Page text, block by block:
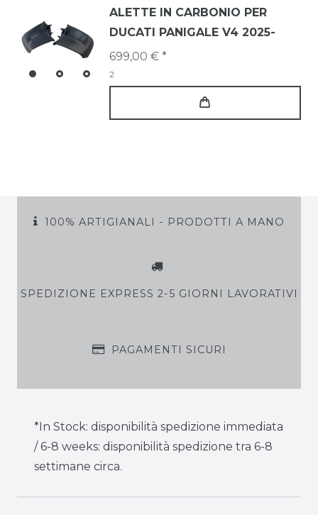
ALETTE IN CARBONIO PER
DUCATI PANIGALE V4 2025-
699,00 € *
2
100% ARTIGIANALI - PRODOTTI A MANO
SPEDIZIONE EXPRESS 2-5 GIORNI LAVORATIVI
PAGAMENTI SICURI
*In Stock: disponibilità spedizione immediata
/ 6-8 weeks: disponibilità spedizione tra 6-8
settimane circa.